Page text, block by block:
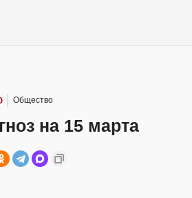
Общество
на 15 марта